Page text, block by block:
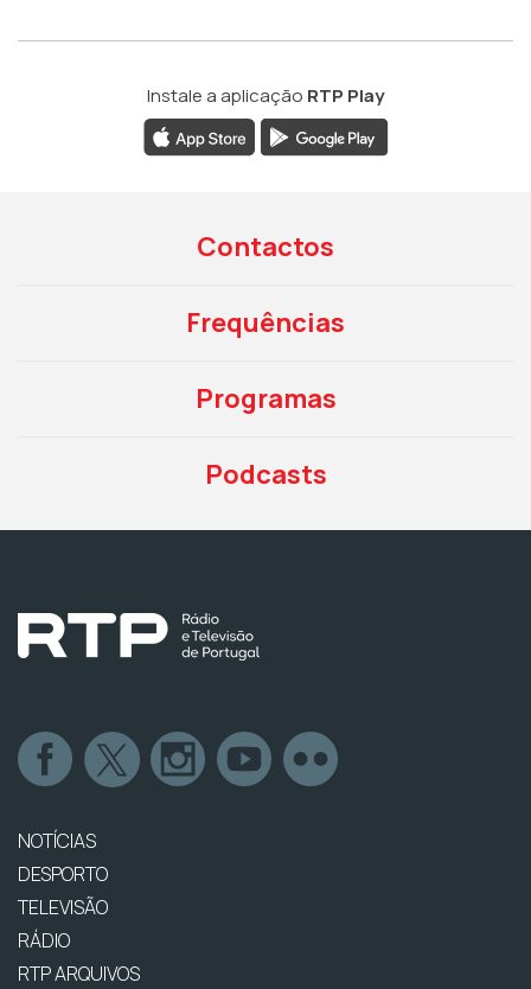
Instale a aplicação RTP Play
Contactos
Frequências
Programas
Podcasts
NOTÍCIAS
DESPORTO
TELEVISÃO
RÁDIO
RTP ARQUIVOS